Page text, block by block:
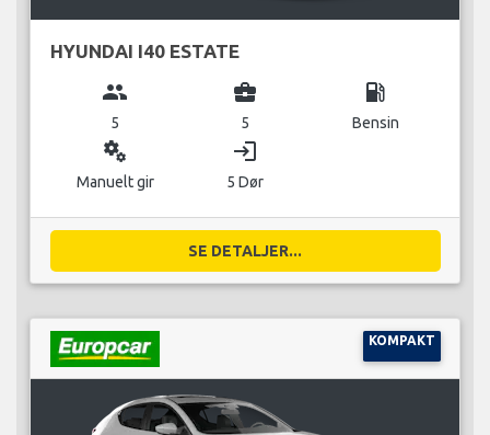
HYUNDAI I40 ESTATE
group
5
business_center
5
local_gas_station
Bensin
miscellaneous_services
Manuelt gir
login
5 Dør
SE DETALJER...
KOMPAKT